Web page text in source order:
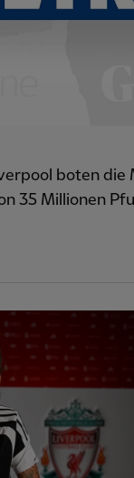
boten die
35 Millionen